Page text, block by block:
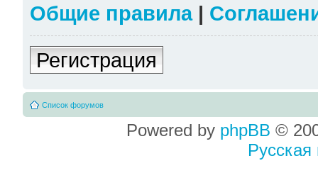
Общие правила|
Регистрация
Список форумов
Powered by phpBB ©